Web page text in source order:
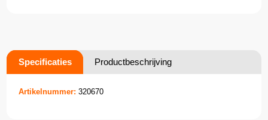
Specificaties Productbeschrijving
Artikelnummer: 320670